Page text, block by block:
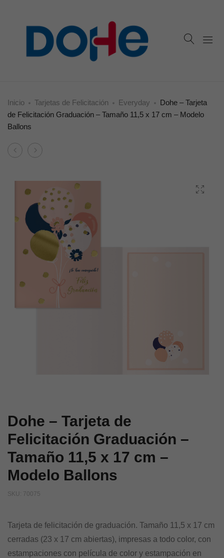
Inicio Tarjetas de Felicitación Everyday
Dohe – Tarjeta
de Felicitación Graduación – Tamaño 11,5 x 17 cm – Modelo
Ballons
Product
Dohe
Tarjeta
de
Felicitación
Tamaño
11,5
17
Dohe
Tarjeta
de
Felicitación
Tamaño
11,5
cm
Dohe – Tarjeta de
Felicitación Graduación –
Tamaño 11,5 x 17 cm –
Modelo Ballons
SKU: 70075
Tarjeta de felicitación de graduación. Tamaño 11,5 x 17 cm
cerradas (23 x 17 cm abiertas), impresas a todo color, con
estampaciones con película de color y estampación en